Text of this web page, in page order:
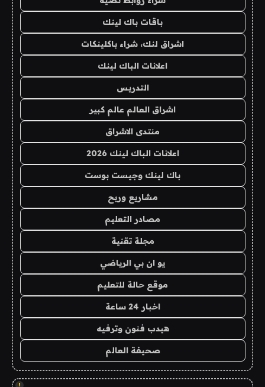
باقات باك لينك
اشراق لنك، شراء باكلينكات
اعلانات الباك لينك
التدريس
اشراق العالم عالم كبير
منتدى الاشراق
اعلانات الباك لينك 2026
باك لينك وجيست بوست
مشاريع وربح
مصادر التعليم
مجلة تقنية
يو ان بي الرياضي
موقع حالة للتعليم
اخبار 24 ساعة
هيدب فنون وترفيه
صحيفة العالم
!